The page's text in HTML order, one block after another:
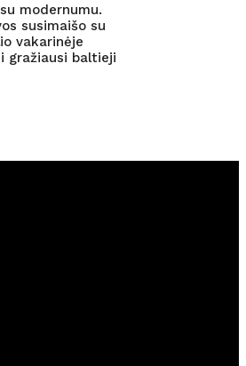
modernumu.
susimaišo su
vakarinėje
gražiausi baltieji